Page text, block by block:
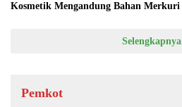
Kosmetik Mengandung Bahan Merkuri
Selengkapnya
Pemkot